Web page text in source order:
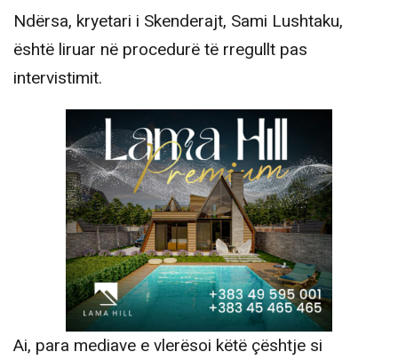
Ndërsa, kryetari i Skenderajt, Sami Lushtaku,
është liruar në procedurë të rregullt pas
intervistimit.
Ai, para mediave e vlerësoi këtë çështje si